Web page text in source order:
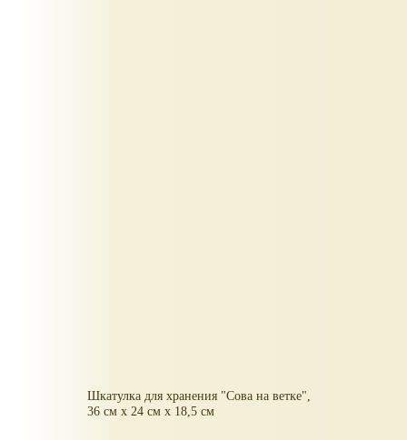
Шкатулка для хранения "Сова на ветке",
36 см х 24 см х 18,5 см